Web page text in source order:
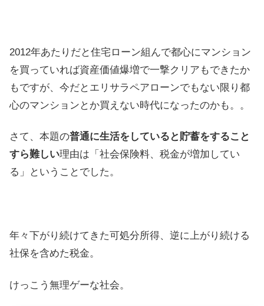
2012年あたりだと住宅ローン組んで都心にマンション
を買っていれば資産価値爆増で一撃クリアもできたか
もですが、今だとエリサラペアローンでもない限り都
心のマンションとか買えない時代になったのかも。。
さて、本題の普通に生活をしていると貯蓄をすること
すら難しい理由は「社会保険料、税金が増加してい
る」ということでした。
年々下がり続けてきた可処分所得、逆に上がり続ける
社保を含めた税金。
けっこう無理ゲーな社会。